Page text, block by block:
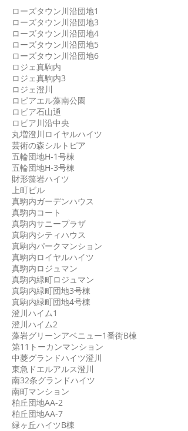
ローズタウン川沿団地1
ローズタウン川沿団地3
ローズタウン川沿団地4
ローズタウン川沿団地5
ローズタウン川沿団地6
ロジェ真駒内
ロジェ真駒内3
ロジェ澄川
ロピアエル藻南公園
ロピア石山通
ロピア川沿中央
丸増澄川ロイヤルハイツ
芸術の森シルトピア
五輪団地H-1号棟
五輪団地H-3号棟
財形藻岩ハイツ
上町ビル
真駒内ガーデンハウス
真駒内コート
真駒内サニープラザ
真駒内シティハウス
真駒内パークマンション
真駒内ロイヤルハイツ
真駒内ロジュマン
真駒内緑町ロジュマン
真駒内緑町団地3号棟
真駒内緑町団地4号棟
澄川ハイム1
澄川ハイム2
藻岩グリーンアベニュー1番街B棟
第11トーカンマンション
中菱グランドハイツ澄川
東急ドエルアルス澄川
南32条グランドハイツ
南町マンション
柏丘団地AA-2
柏丘団地AA-7
緑ヶ丘ハイツB棟